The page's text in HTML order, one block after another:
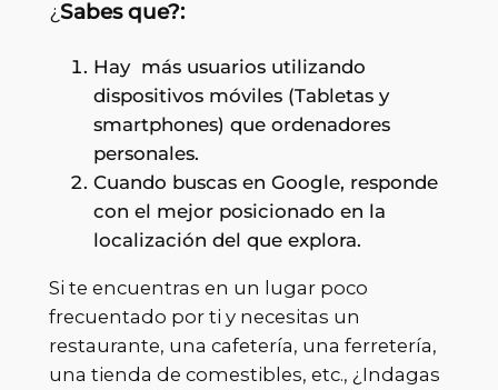
¿ Sabes que?:
Hay más usuarios utilizando
dispositivos móviles (Tabletas y
smartphones) que ordenadores
personales.
Cuando buscas en Google, responde
con el mejor posicionado en la
localización del que explora.
Si te encuentras en un lugar poco
frecuentado por ti y necesitas un
restaurante, una cafetería, una ferretería,
una tienda de comestibles, etc., ¿Indagas